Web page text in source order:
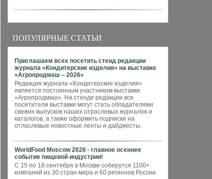
ПОПУЛЯРНЫЕ СТАТЬИ
Приглашаем всех посетить стенд редакции
журнала «Кондитерские изделия» на выставке
«Агропродмаш – 2026»
Редакция журнала «Кондитерские изделия»
является постоянным участником выставки
«Агропродмаш». На стенде редакции все
посетители выставки могут стать обладателями
свежих выпусков наших отраслевых журналов и
каталогов, а также оформить подписки на
отласлевые новостные ленты и дайджесты.
WorldFood Moscow 2026 - главное осеннее
событие пищевой индустрии!
С 15 по 18 сентября в Москве соберутся 1100+
компаний из 30 стран мира и 60 регионов России